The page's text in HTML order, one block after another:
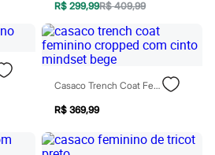
R$ 299,99R$ 409,99
Casaco Trench Coat Feminino Cropped Com Cinto Mindset Bege
R$ 369,99